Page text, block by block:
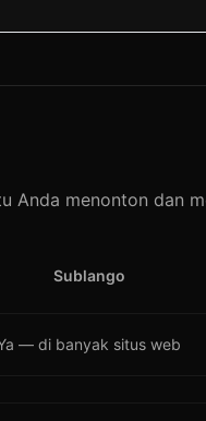
Anda menonton dan
Sublango
— di banyak situs web